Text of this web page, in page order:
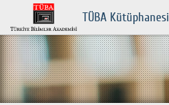
TÜBA Kütüphanesi